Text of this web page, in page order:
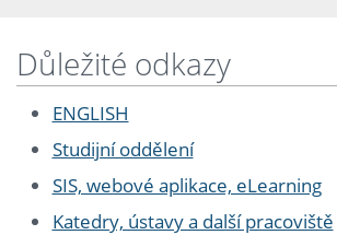
Důležité odkazy
ENGLISH
Studijní oddělení
SIS, webové aplikace, eLearning
Katedry, ústavy a další pracoviště